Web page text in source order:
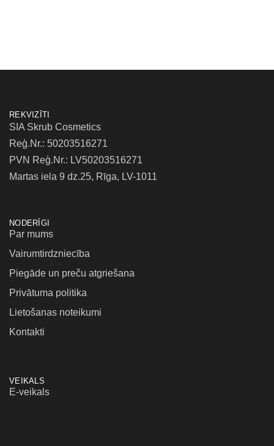
REKVIZĪTI
SIA Skrub Cosmetics
Reģ.Nr.: 50203516271
PVN Reģ.Nr.: LV50203516271
Martas iela 9 dz.25, Rīga, LV-1011
NODERĪGI
Par mums
Vairumtirdzniecība
Piegāde un preču atgriešana
Privātuma politika
Lietošanas noteikumi
Kontakti
VEIKALS
E-veikals